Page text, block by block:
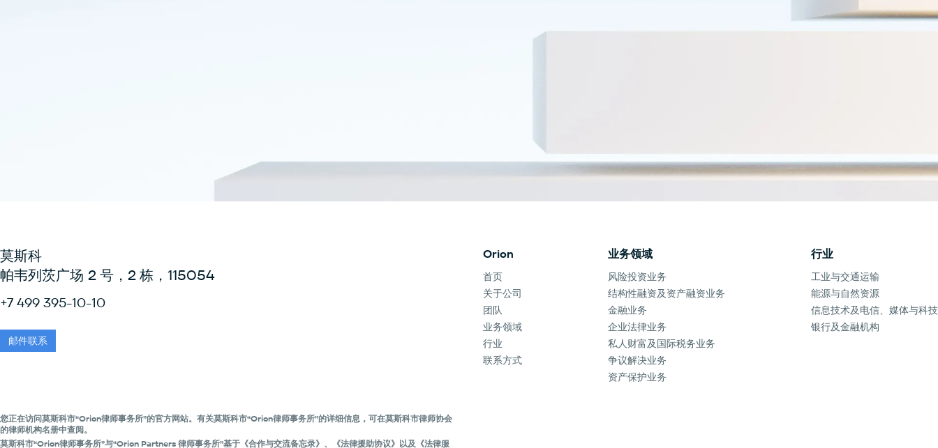
莫斯科
帕韦列茨广场 2 号，2 栋，115054
+7 499 395-10-10
邮件联系
Orion
首页
关于公司
团队
业务领域
行业
联系方式
业务领域
风险投资业务
结构性融资及资产融资业务
金融业务
企业法律业务
私人财富及国际税务业务
争议解决业务
资产保护业务
行业
工业与交通运输
能源与自然资源
信息技术及电信、媒体与科技
银行及金融机构
您正在访问莫斯科市“Orion律师事务所”的官方网站。有关莫斯科市“Orion律师事务所”的详细信息，可在莫斯科市律师协会
的律师机构名册中查阅。
莫斯科市“Orion律师事务所”与“Orion Partners 律师事务所”基于《合作与交流备忘录》、《法律援助协议》以及《法律服